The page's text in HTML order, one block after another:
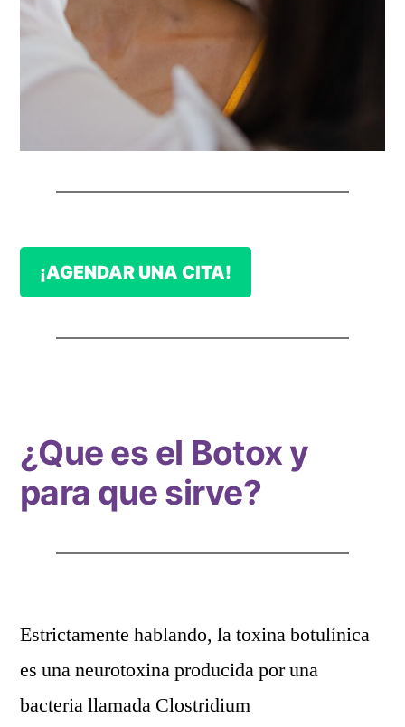
¡AGENDAR UNA CITA!
¿Que es el Botox y
para que sirve?
Estrictamente hablando, la toxina botulínica
es una neurotoxina producida por una
bacteria llamada Clostridium